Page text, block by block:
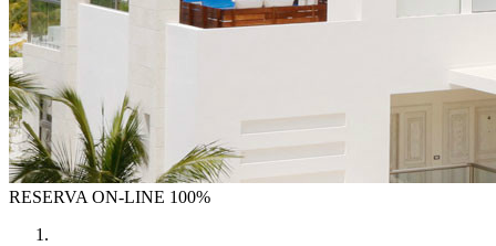
RESERVA ON-LINE 100%